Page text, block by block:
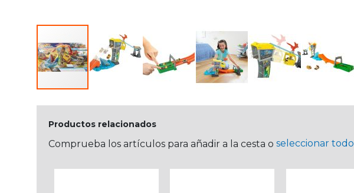
Productos relacionados
Comprueba los artículos para añadir a la cesta o seleccionar todo